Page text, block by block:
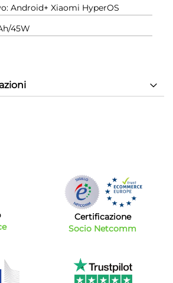
Android+ Xiaomi HyperOS
45W
Certificazione
Socio Netcomm